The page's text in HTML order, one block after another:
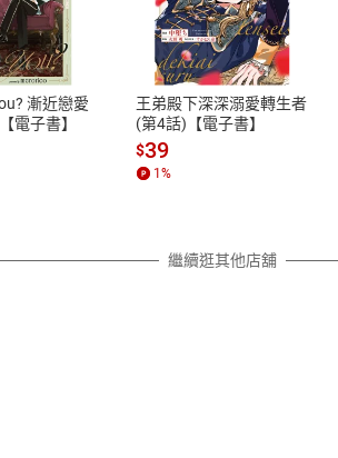
退換貨規範
本店是否提供消費者保護法七日猶
之權利，遽消費者保護法及通訊交
除權合理例外情事適用準則，依商
質各有不同規定。詳細退換貨說明
照各商品說明。
漸近戀愛
電子書】
王弟殿下深深溺愛轉生者
(第4話)【電子書】
$39
1%
繼續逛其他店舖